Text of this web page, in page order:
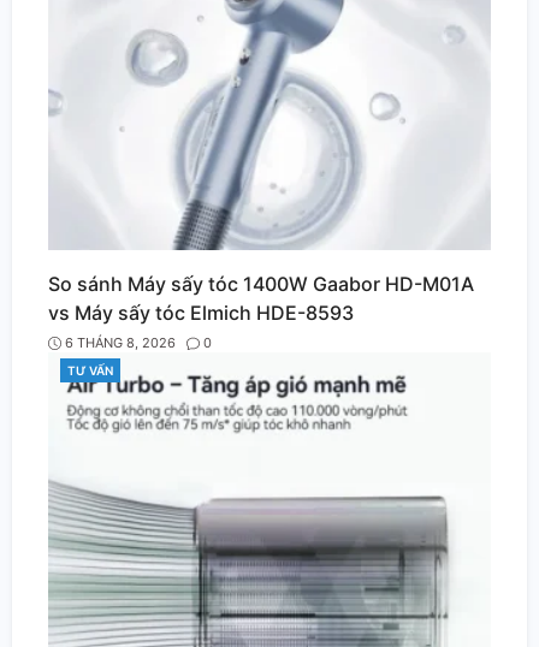
So sánh Máy sấy tóc 1400W Gaabor HD-M01A
vs Máy sấy tóc Elmich HDE-8593
6 THÁNG 8, 2026
0
CATEGORIES
TƯ VẤN